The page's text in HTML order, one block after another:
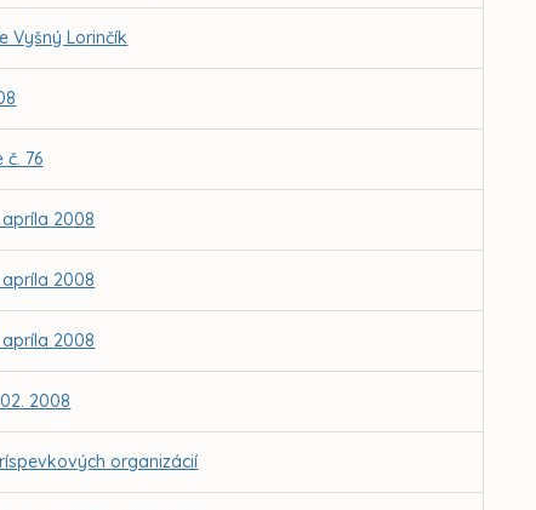
Vyšný Lorinčík
76
apríla 2008
apríla 2008
apríla 2008
2008
organizácií